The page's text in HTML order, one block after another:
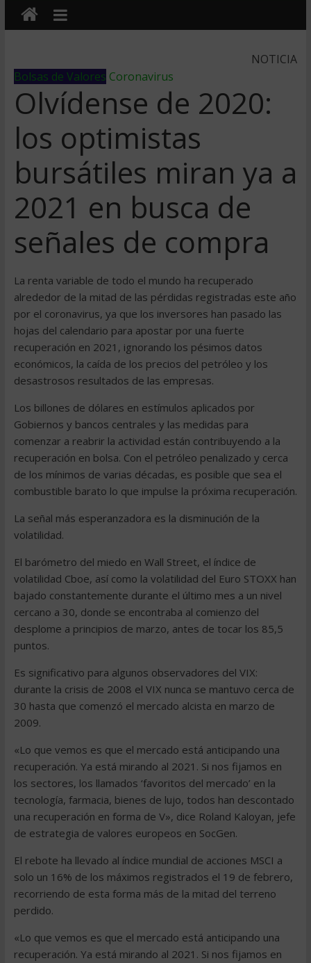
NOTICIA
Bolsas de Valores Coronavirus
Olvídense de 2020:
los optimistas
bursátiles miran ya a
2021 en busca de
señales de compra
La renta variable de todo el mundo ha recuperado
alrededor de la mitad de las pérdidas registradas este año
por el coronavirus, ya que los inversores han pasado las
hojas del calendario para apostar por una fuerte
recuperación en 2021, ignorando los pésimos datos
económicos, la caída de los precios del petróleo y los
desastrosos resultados de las empresas.
Los billones de dólares en estímulos aplicados por
Gobiernos y bancos centrales y las medidas para
comenzar a reabrir la actividad están contribuyendo a la
recuperación en bolsa. Con el petróleo penalizado y cerca
de los mínimos de varias décadas, es posible que sea el
combustible barato lo que impulse la próxima recuperación.
La señal más esperanzadora es la disminución de la
volatilidad.
El barómetro del miedo en Wall Street, el índice de
volatilidad Cboe, así como la volatilidad del Euro STOXX han
bajado constantemente durante el último mes a un nivel
cercano a 30, donde se encontraba al comienzo del
desplome a principios de marzo, antes de tocar los 85,5
puntos.
Es significativo para algunos observadores del VIX:
durante la crisis de 2008 el VIX nunca se mantuvo cerca de
30 hasta que comenzó el mercado alcista en marzo de
2009.
«Lo que vemos es que el mercado está anticipando una
recuperación. Ya está mirando al 2021. Si nos fijamos en
los sectores, los llamados ‘favoritos del mercado’ en la
tecnología, farmacia, bienes de lujo, todos han descontado
una recuperación en forma de V», dice Roland Kaloyan, jefe
de estrategia de valores europeos en SocGen.
El rebote ha llevado al índice mundial de acciones MSCI a
solo un 16% de los máximos registrados el 19 de febrero,
recorriendo de esta forma más de la mitad del terreno
perdido.
«Lo que vemos es que el mercado está anticipando una
recuperación. Ya está mirando al 2021. Si nos fijamos en